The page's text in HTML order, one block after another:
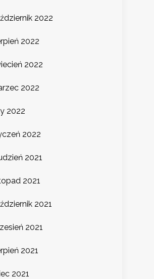
2022
2022
2022
2022
2022
2022
2021
2021
2021
2021
2021
2021